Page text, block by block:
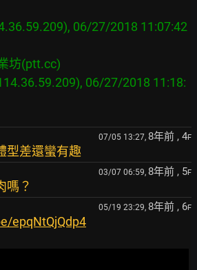
坊(ptt.cc)
06/27/2018 11:18:
07/05 13:27, 8年前 , 4F
型差還蠻有趣
03/07 06:59, 8年前 , 5F
嗎？
05/19 23:29, 8年前 , 6F
epqNtQjQdp4